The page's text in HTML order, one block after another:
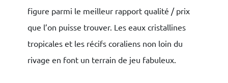
figure parmi le meilleur rapport qualité / prix
que l’on puisse trouver. Les eaux cristallines
tropicales et les récifs coraliens non loin du
rivage en font un terrain de jeu fabuleux.